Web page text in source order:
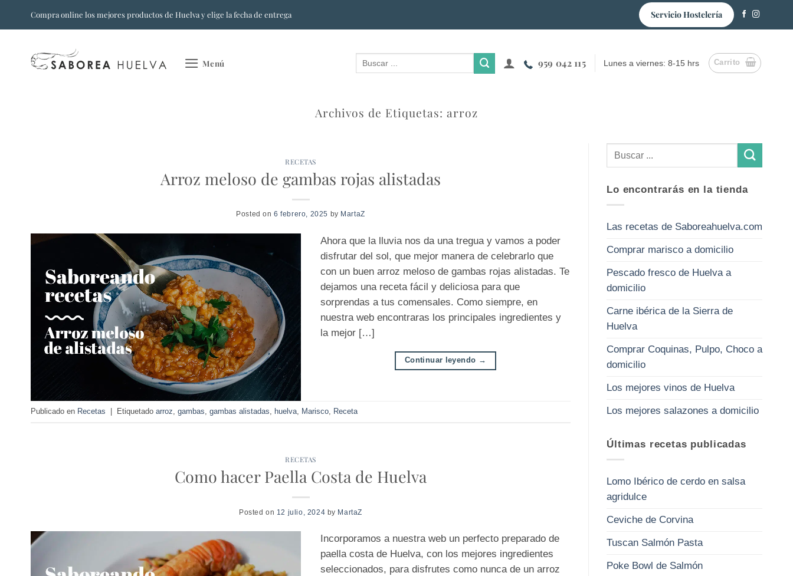
Compra online los mejores productos de Huelva y elige la fecha de entrega Servicio Hostelería
Menú 959 042 115 Lunes a viernes: 8-15 hrs Carrito
Archivos de Etiquetas: arroz
RECETAS
Arroz meloso de gambas rojas alistadas
Posted on6 febrero, 2025 by MartaZ
Ahora que la lluvia nos da una tregua y vamos a poder
disfrutar del sol, que mejor manera de celebrarlo que
con un buen arroz meloso de gambas rojas alistadas. Te
dejamos una receta fácil y deliciosa para que
sorprendas a tus comensales. Como siempre, en
nuestra web encontraras los principales ingredientes y
la mejor […]
Continuar leyendo →
Publicado en Recetas Etiquetado arroz, gambas, gambas alistadas, huelva, Marisco, Receta
RECETAS
Como hacer Paella Costa de Huelva
Posted on 12 julio, 2024 by MartaZ
Incorporamos a nuestra web un perfecto preparado de
paella costa de Huelva, con los mejores ingredientes
seleccionados, para disfrutes como nunca de un arroz
Lo encontrarás en la tienda
Las recetas de Saboreahuelva.com
Comprar marisco a domicilio
Pescado fresco de Huelva a
domicilio
Carne ibérica de la Sierra de
Huelva
Comprar Coquinas, Pulpo, Choco a
domicilio
Los mejores vinos de Huelva
Los mejores salazones a domicilio
Últimas recetas publicadas
Lomo Ibérico de cerdo en salsa
agridulce
Ceviche de Corvina
Tuscan Salmón Pasta
Poke Bowl de Salmón